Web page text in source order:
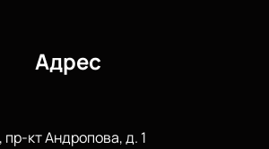
выбранной зоны, поэтому каждый
вариант. Присоединяйтесь к
новому!
Адрес
кт Андропова, д. 1